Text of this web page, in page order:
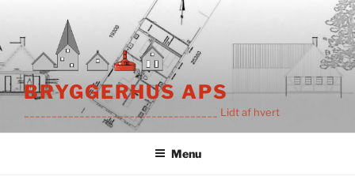
indhold
BRYGGERHUS APS
___________________________________ Lidt af hvert
Menu